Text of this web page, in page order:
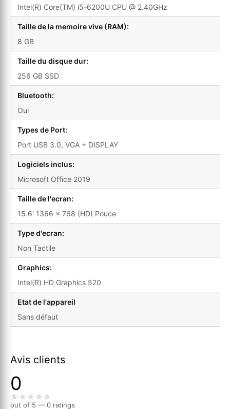
Intel(R) Core(TM) i5-6200U CPU @ 2.40GHz
Taille de la memoire vive (RAM):
8 GB
Taille du disque dur:
256 GB SSD
Bluetooth:
Oui
Types de Port:
Port USB 3.0, VGA + DISPLAY
Logiciels inclus:
Microsoft Office 2019
Taille de l'ecran:
15.6' 1366 x 768 (HD) Pouce
Type d'ecran:
Non Tactile
Graphics:
Intel(R) HD Graphics 520
Etat de l'appareil
Sans défaut
Avis clients
0
out of 5 — 0 ratings